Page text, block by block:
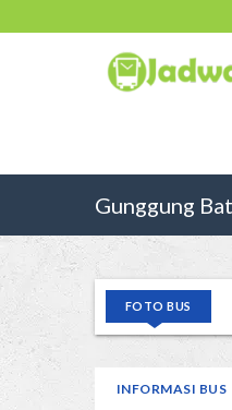
Gunggung
FOTO BUS
INFORMASI BUS